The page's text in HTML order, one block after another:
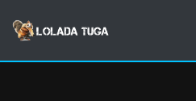
Avançar